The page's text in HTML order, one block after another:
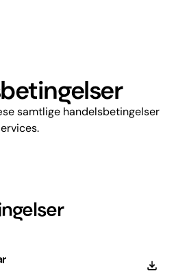
samtlige handelsbetingelser